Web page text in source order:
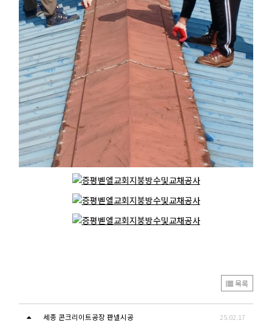
목록
세종 콘크리이트공장 판넬시공 25.02.17